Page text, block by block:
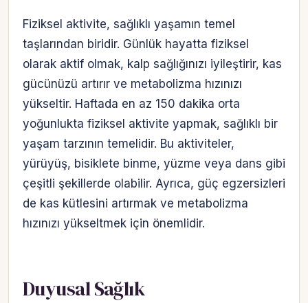
Fiziksel aktivite, sağlıklı yaşamın temel
taşlarından biridir. Günlük hayatta fiziksel
olarak aktif olmak, kalp sağlığınızı iyileştirir, kas
gücünüzü artırır ve metabolizma hızınızı
yükseltir. Haftada en az 150 dakika orta
yoğunlukta fiziksel aktivite yapmak, sağlıklı bir
yaşam tarzının temelidir. Bu aktiviteler,
yürüyüş, bisiklete binme, yüzme veya dans gibi
çeşitli şekillerde olabilir. Ayrıca, güç egzersizleri
de kas kütlesini artırmak ve metabolizma
hızınızı yükseltmek için önemlidir.
Duyusal Sağlık